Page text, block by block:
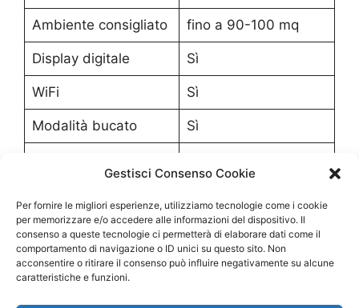
Gestisci Consenso Cookie
Per fornire le migliori esperienze, utilizziamo tecnologie come i cookie
per memorizzare e/o accedere alle informazioni del dispositivo. Il
consenso a queste tecnologie ci permetterà di elaborare dati come il
comportamento di navigazione o ID unici su questo sito. Non
acconsentire o ritirare il consenso può influire negativamente su alcune
caratteristiche e funzioni.
Ambiente consigliato fino a 90-100 mq
Display digitale Sì
WiFi Sì
Modalità bucato Sì
Filtro antipolvere Sì